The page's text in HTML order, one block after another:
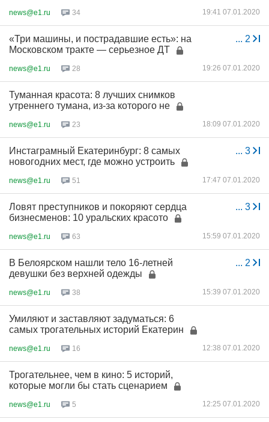
news@e1.ru 34 19:41 07.01.2020
... 2
«Три машины, и пострадавшие есть»: на
Московском тракте — серьезное ДТ
news@e1.ru 28 19:26 07.01.2020
Туманная красота: 8 лучших снимков
утреннего тумана, из-за которого не
news@e1.ru 23 18:09 07.01.2020
... 3
Инстаграмный Екатеринбург: 8 самых
новогодних мест, где можно устроить
news@e1.ru 51 17:47 07.01.2020
... 3
Ловят преступников и покоряют сердца
бизнесменов: 10 уральских красото
news@e1.ru 63 15:59 07.01.2020
... 2
В Белоярском нашли тело 16-летней
девушки без верхней одежды
news@e1.ru 38 15:39 07.01.2020
Умиляют и заставляют задуматься: 6
самых трогательных историй Екатерин
news@e1.ru 16 12:38 07.01.2020
Трогательнее, чем в кино: 5 историй,
которые могли бы стать сценарием
news@e1.ru 5 12:25 07.01.2020